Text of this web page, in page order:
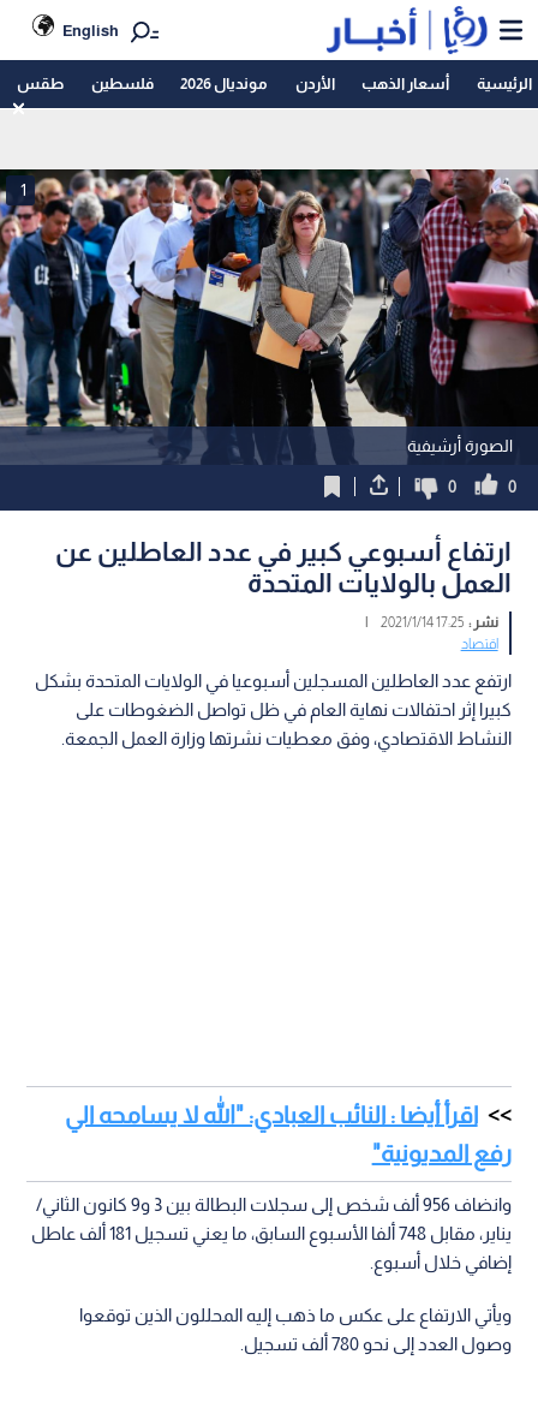
English
الرئيسية أسعار الذهب الأردن مونديال 2026 فلسطين طقس
الصورة أرشيفية
1
0
0
ارتفاع أسبوعي كبير في عدد العاطلين عن
العمل بالولايات المتحدة
نشر :17:25 2021/1/14
|
اقتصاد
ارتفع عدد العاطلين المسجلين أسبوعيا في الولايات المتحدة بشكل
كبيرا إثر احتفالات نهاية العام في ظل تواصل الضغوطات على
النشاط الاقتصادي، وفق معطيات نشرتها وزارة العمل الجمعة.
اقرأ أيضا : النائب العبادي: "الله لا يسامحه الي
رفع المديونية"
وانضاف 956 ألف شخص إلى سجلات البطالة بين 3 و9 كانون الثاني/
يناير، مقابل 748 ألفا الأسبوع السابق، ما يعني تسجيل 181 ألف عاطل
إضافي خلال أسبوع.
ويأتي الارتفاع على عكس ما ذهب إليه المحللون الذين توقعوا
وصول العدد إلى نحو 780 ألف تسجيل.